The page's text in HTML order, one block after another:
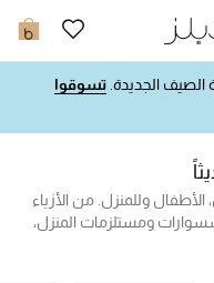
0
الجديدة. تسوقوا
وللمنزل. من الأزياء
ومستلزمات المنزل،
طلباً في مكان واحد.